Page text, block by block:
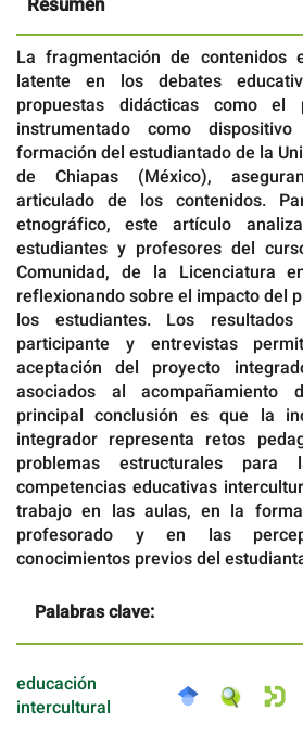
La fragmentación de contenidos
latente en los debates
propuestas didácticas como el
instrumentado como
formación del estudiantado de la
de Chiapas (México),
articulado de los contenidos.
etnográfico, este artículo
estudiantes y profesores del
Comunidad, de la Licenciatura
reflexionando sobre el impacto del
los estudiantes. Los
participante y entrevistas
aceptación del proyecto
asociados al acompañamiento
principal conclusión es que la
integrador representa retos
problemas estructurales para
competencias educativas
trabajo en las aulas, en la
profesorado y en las
conocimientos previos del
Palabras clave:
educación
intercultural